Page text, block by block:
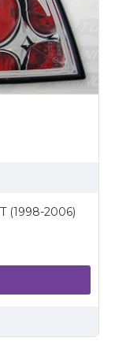
(1998-2006)